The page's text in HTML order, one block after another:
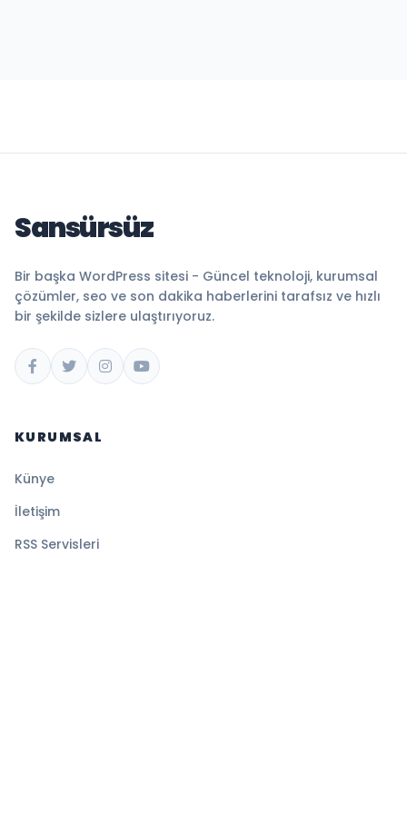
Sansürsüz
Bir başka WordPress sitesi - Güncel teknoloji, kurumsal
çözümler, seo ve son dakika haberlerini tarafsız ve hızlı
bir şekilde sizlere ulaştırıyoruz.
KURUMSAL
Künye
İletişim
RSS Servisleri